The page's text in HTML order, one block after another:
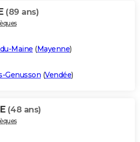
(89 ans)
Maine (Mayenne)
Genusson (Vendée)
(48 ans)